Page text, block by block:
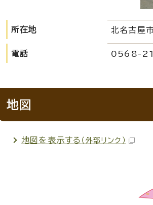
所在地 北名古屋
電話 0568-
地図
地図を表示する （外部リンク）